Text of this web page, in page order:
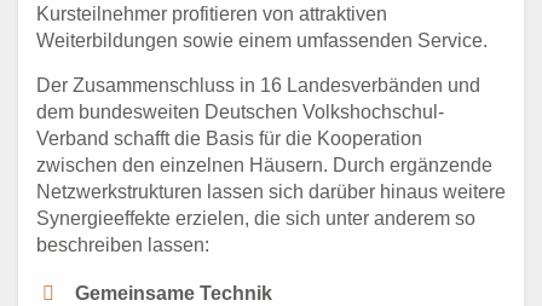
Kursteilnehmer profitieren von attraktiven
Weiterbildungen sowie einem umfassenden Service.
Der Zusammenschluss in 16 Landesverbänden und
dem bundesweiten Deutschen Volkshochschul-
Verband schafft die Basis für die Kooperation
zwischen den einzelnen Häusern. Durch ergänzende
Netzwerkstrukturen lassen sich darüber hinaus weitere
Synergieeffekte erzielen, die sich unter anderem so
beschreiben lassen:
Gemeinsame Technik